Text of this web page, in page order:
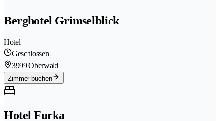
Berghotel Grimselblick
Hotel
Geschlossen
3999 Oberwald
Zimmer buchen
Hotel Furka